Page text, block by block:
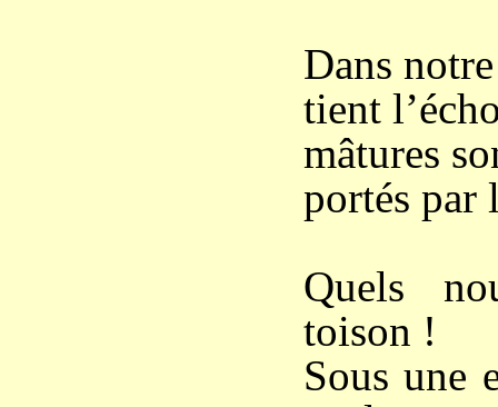
Dans
tient
mâtures
portés par
Quels
toison !
Sous une